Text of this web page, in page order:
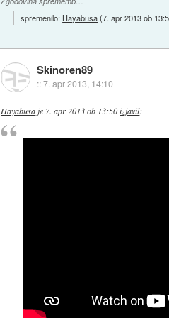
spremenilo: Hayabusa(7. apr 2013 ob
Skinoren89
::7. apr 2013, 14:10
Hayabusa je 7. apr 2013 ob 13:50 izjavil: